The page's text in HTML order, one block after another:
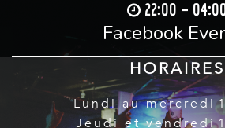
22:00 -
Facebook
HORAIRES
Lundi au mercredi
Jeudi et vendredi